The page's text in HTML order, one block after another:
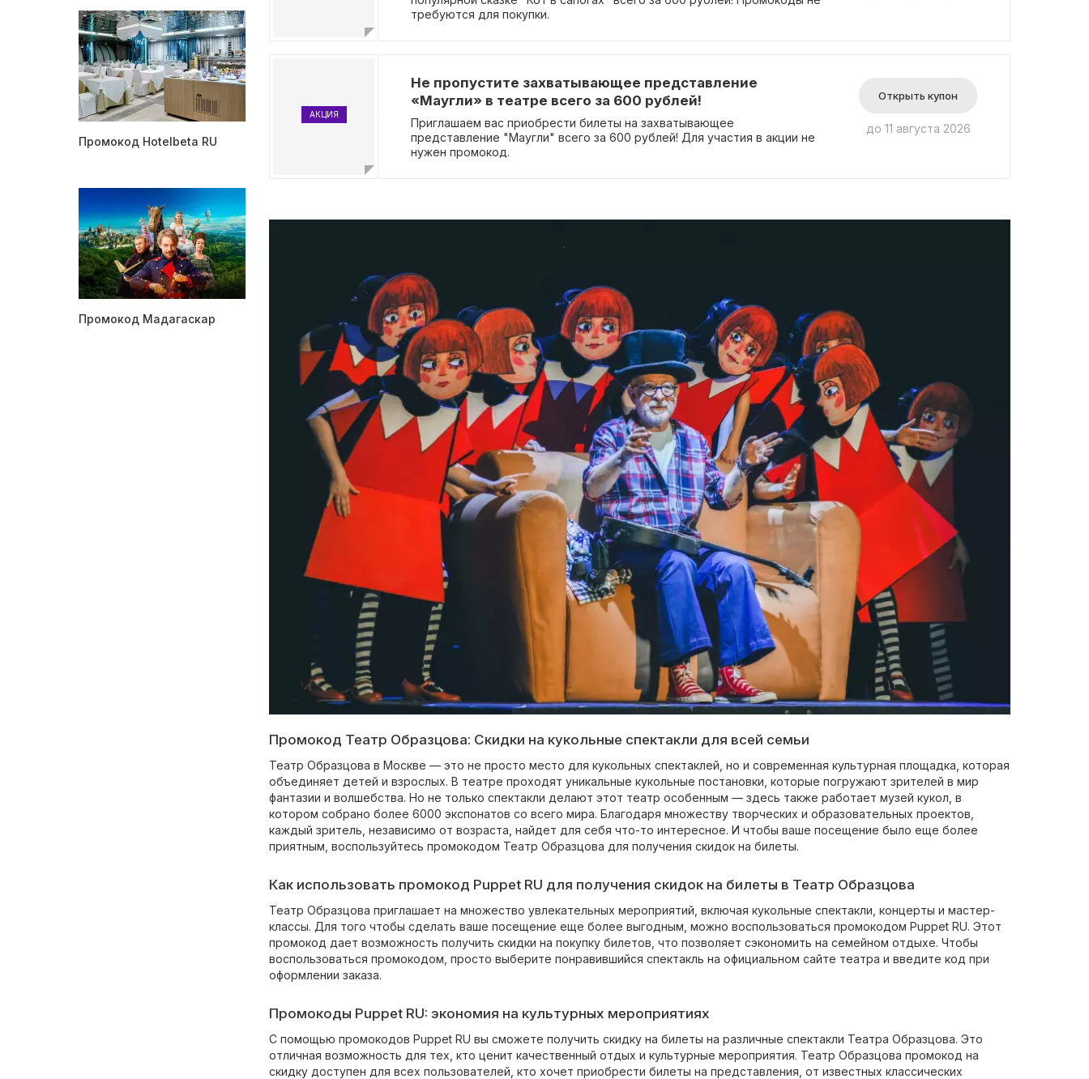
Промокод Hotelbeta RU
Промокод Мадагаскар
требуются для покупки.
АКЦИЯ
Не пропустите захватывающее представление
«Маугли» в театре всего за 600 рублей!
Приглашаем вас приобрести билеты на захватывающее
представление "Маугли" всего за 600 рублей! Для участия в акции не
нужен промокод.
Открыть купон
до 11 августа 2026
Промокод Театр Образцова: Скидки на кукольные спектакли для всей семьи
Театр Образцова в Москве — это не просто место для кукольных спектаклей, но и современная культурная площадка, которая
объединяет детей и взрослых. В театре проходят уникальные кукольные постановки, которые погружают зрителей в мир
фантазии и волшебства. Но не только спектакли делают этот театр особенным — здесь также работает музей кукол, в
котором собрано более 6000 экспонатов со всего мира. Благодаря множеству творческих и образовательных проектов,
каждый зритель, независимо от возраста, найдет для себя что-то интересное. И чтобы ваше посещение было еще более
приятным, воспользуйтесь промокодом Театр Образцова для получения скидок на билеты.
Как использовать промокод Puppet RU для получения скидок на билеты в Театр Образцова
Театр Образцова приглашает на множество увлекательных мероприятий, включая кукольные спектакли, концерты и мастер-
классы. Для того чтобы сделать ваше посещение еще более выгодным, можно воспользоваться промокодом Puppet RU. Этот
промокод дает возможность получить скидки на покупку билетов, что позволяет сэкономить на семейном отдыхе. Чтобы
воспользоваться промокодом, просто выберите понравившийся спектакль на официальном сайте театра и введите код при
оформлении заказа.
Промокоды Puppet RU: экономия на культурных мероприятиях
С помощью промокодов Puppet RU вы сможете получить скидку на билеты на различные спектакли Театра Образцова. Это
отличная возможность для тех, кто ценит качественный отдых и культурные мероприятия. Театр Образцова промокод на
скидку доступен для всех пользователей, кто хочет приобрести билеты на представления, от известных классических